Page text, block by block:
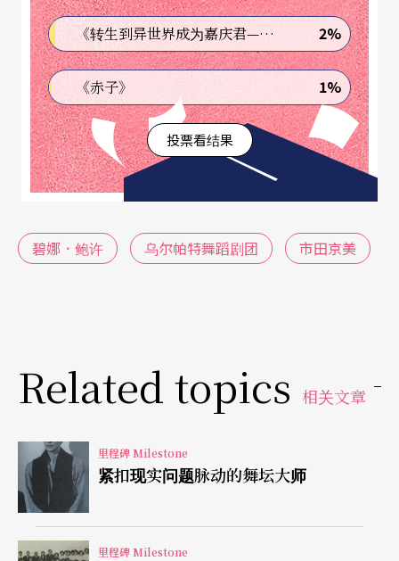
会到各地的旧衣市场去收购三〇或五〇年代的旧
衣，同样地，也由她来挑选。
一九八二年，她改变创作方式，藉著她的编舞融合
舞者的即兴动作去完成一部作品。
平时，碧娜脸上总是挂著一副冷酷的表情，但有时
那时，碧娜是第一个来慰问我的人。大体说来，我
文字｜市田京美
译｜辜振丰
《转生到异世界成为嘉庆君—发现我的祖先是诈骗集团!?》 2%
《赤子》 1%
投票看结果
碧娜．鲍许 乌尔帕特舞蹈剧团 市田京美
Related topics 相关文章
里程碑 Milestone
紧扣现实问题脉动的舞坛大师
里程碑 Milestone